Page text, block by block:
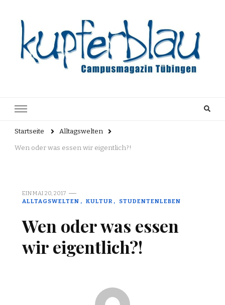
Archiv
Startseite Alltagswelten
Wen oder was essen wir eigentlich?!
EINMAI 20, 2017
ALLTAGSWELTEN
KULTUR STUDENTENLEBEN
Wen oder was essen
wir eigentlich?!